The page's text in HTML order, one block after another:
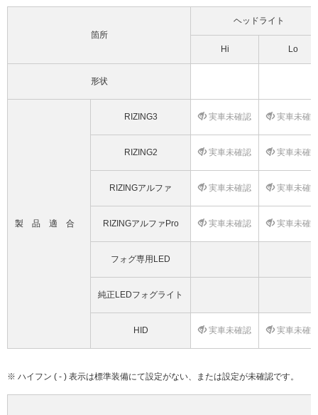
箇所
ヘッドライト
Hi Lo
形状
製品適合
RIZING3 実車未確認 実車未確
RIZING2 実車未確認 実車未確
RIZINGアルファ 実車未確認 実車未確
RIZINGアルファPro 実車未確認 実車未確
フォグ専用LED
純正LEDフォグライト
HID 実車未確認 実車未確
※ ハイフン ( - ) 表示は標準装備にて設定がない、または設定が未確認です。